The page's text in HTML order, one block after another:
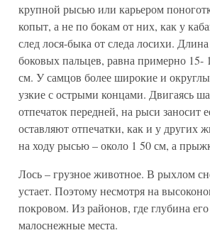
крупной рысью или карьером
копыт, а не по бокам от них, как у
след лося-быка от следа лосихи.
боковых пальцев, равна примерно 15-
см. У самцов более широкие и
узкие с острыми концами. Двигаясь
отпечаток передней, на рыси заносит
оставляют отпечатки, как и у других
на ходу рысью – около 1 50 см, а
Лось – грузное животное. В рыхлом
устает. Поэтому несмотря на
покровом. Из районов, где глубина
малоснежные места.